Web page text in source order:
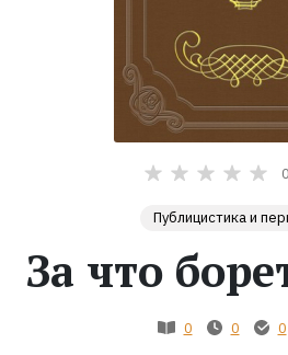
Экранизации
0
Публицистика и
За что
0 0 0